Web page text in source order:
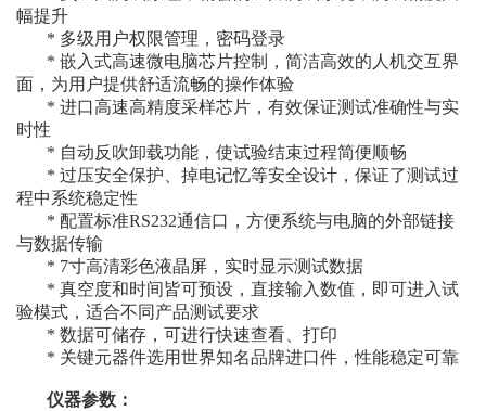
幅提升
* 多级用户权限管理，密码登录
* 嵌入式高速微电脑芯片控制，简洁高效的人机交互界
面，为用户提供舒适流畅的操作体验
* 进口高速高精度采样芯片，有效保证测试准确性与实
时性
* 自动反吹卸载功能，使试验结束过程简便顺畅
* 过压安全保护、掉电记忆等安全设计，保证了测试过
程中系统稳定性
* 配置标准RS232通信口，方便系统与电脑的外部链接
与数据传输
* 7寸高清彩色液晶屏，实时显示测试数据
* 真空度和时间皆可预设，直接输入数值，即可进入试
验模式，适合不同产品测试要求
* 数据可储存，可进行快速查看、打印
* 关键元器件选用世界知名品牌进口件，性能稳定可靠
仪器参数：